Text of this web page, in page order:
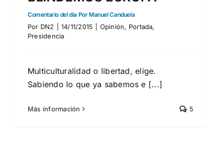
Comentario del día Por Manuel Canduela
Por DN2 14/11/2015 Opinión, Portada,
Presidencia
Multiculturalidad o libertad, elige.
Sabiendo lo que ya sabemos e [...]
Más información 5